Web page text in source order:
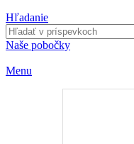
Hľadanie
Naše pobočky
Menu